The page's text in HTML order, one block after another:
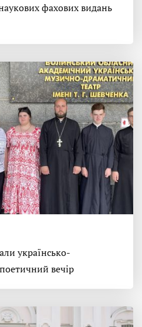
фахових видань
українсько-
вечір